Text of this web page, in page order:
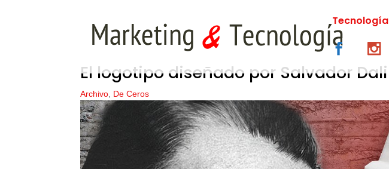
Tecnología
El logotipo diseñado por Salvador Dali
Archivo De Ceros